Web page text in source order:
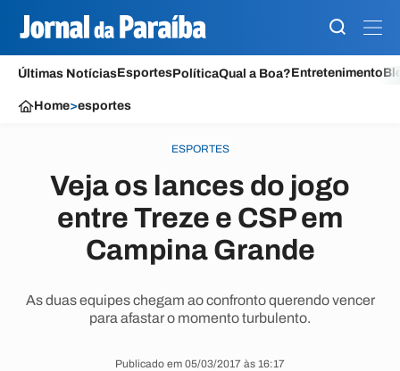
Últimas NotíciasEsportesPolíticaQual a Boa?Entretenimento
Home>esportes
ESPORTES
Veja os lances do jogo
entre Treze e CSP em
Campina Grande
As duas equipes chegam ao confronto querendo vencer
para afastar o momento turbulento.
Publicado em 05/03/2017 às 16:17